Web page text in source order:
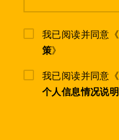
我已阅读并同意《
策》
我已阅读并同意《
个人信息情况说明